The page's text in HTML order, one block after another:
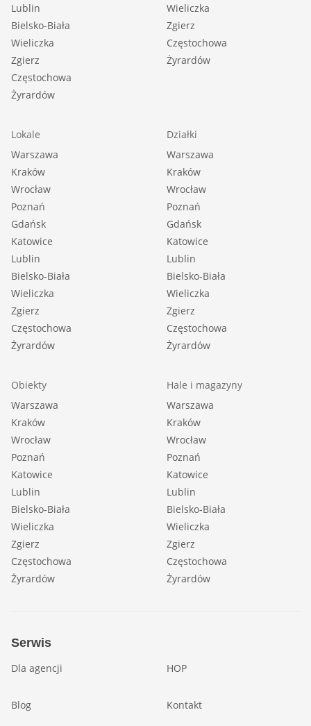
Lublin
Bielsko-Biała
Wieliczka
Zgierz
Częstochowa
Żyrardów
Wieliczka
Zgierz
Częstochowa
Żyrardów
Lokale
Warszawa
Kraków
Wrocław
Poznań
Gdańsk
Katowice
Lublin
Bielsko-Biała
Wieliczka
Zgierz
Częstochowa
Żyrardów
Działki
Warszawa
Kraków
Wrocław
Poznań
Gdańsk
Katowice
Lublin
Bielsko-Biała
Wieliczka
Zgierz
Częstochowa
Żyrardów
Obiekty
Warszawa
Kraków
Wrocław
Poznań
Katowice
Lublin
Bielsko-Biała
Wieliczka
Zgierz
Częstochowa
Żyrardów
Hale i magazyny
Warszawa
Kraków
Wrocław
Poznań
Katowice
Lublin
Bielsko-Biała
Wieliczka
Zgierz
Częstochowa
Żyrardów
Serwis
Dla agencji HOP
Blog Kontakt